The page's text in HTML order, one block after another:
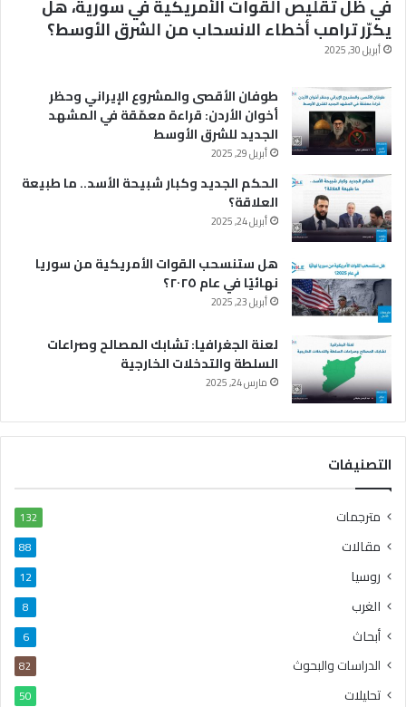
في ظلّ تقليص القوات الأمريكية في سورية، هل
يكرّر ترامب أخطاء الانسحاب من الشرق الأوسط؟
أبريل 30, 2025
طوفان الأقصى والمشروع الإيراني وحظر
أخوان الأردن: قراءة معمّقة في المشهد
الجديد للشرق الأوسط
أبريل 29, 2025
الحكم الجديد وكبار شبيحة الأسد.. ما طبيعة
العلاقة؟
أبريل 24, 2025
هل ستنسحب القوات الأمريكية من سوريا
نهائيًا في عام ٢٠٢٥؟
أبريل 23, 2025
لعنة الجغرافيا: تشابك المصالح وصراعات
السلطة والتدخلات الخارجية
مارس 24, 2025
التصنيفات
مترجمات 132
مقالات 88
روسيا 12
الغرب 8
أبحاث 6
الدراسات والبحوث 82
تحليلات 50